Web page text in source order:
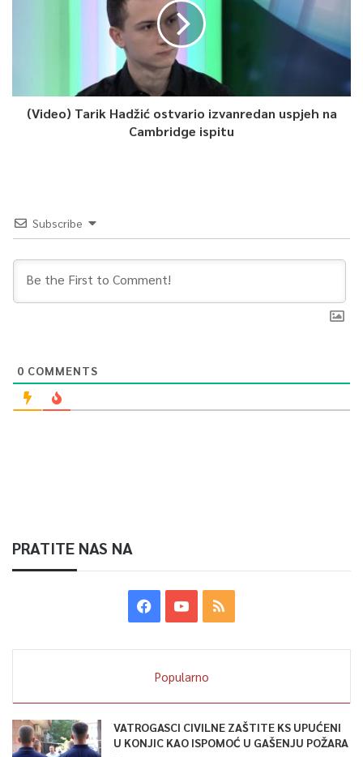
(Video) Tarik Hadžić ostvario izvanredan uspjeh na
Cambridge ispitu
Subscribe
0 COMMENTS
PRATITE NAS NA
Popularno
VATROGASCI CIVILNE ZAŠTITE KS UPUĆENI
U KONJIC KAO ISPOMOĆ U GAŠENJU POŽARA